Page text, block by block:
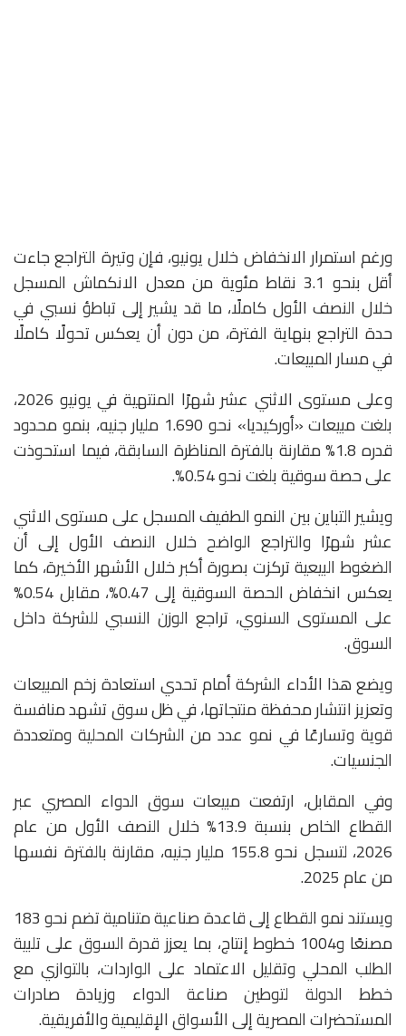
ورغم استمرار الانخفاض خلال يونيو، فإن وتيرة التراجع جاءت
أقل بنحو 3.1 نقاط مئوية من معدل الانكماش المسجل
خلال النصف الأول كاملًا، ما قد يشير إلى تباطؤ نسبي في
حدة التراجع بنهاية الفترة، من دون أن يعكس تحولًا كاملًا
في مسار المبيعات.
وعلى مستوى الاثني عشر شهرًا المنتهية في يونيو 2026،
بلغت مبيعات «أوركيديا» نحو 1.690 مليار جنيه، بنمو محدود
قدره 1.8% مقارنة بالفترة المناظرة السابقة، فيما استحوذت
على حصة سوقية بلغت نحو 0.54%.
ويشير التباين بين النمو الطفيف المسجل على مستوى الاثني
عشر شهرًا والتراجع الواضح خلال النصف الأول إلى أن
الضغوط البيعية تركزت بصورة أكبر خلال الأشهر الأخيرة، كما
يعكس انخفاض الحصة السوقية إلى 0.47%، مقابل 0.54%
على المستوى السنوي، تراجع الوزن النسبي للشركة داخل
السوق.
ويضع هذا الأداء الشركة أمام تحدي استعادة زخم المبيعات
وتعزيز انتشار محفظة منتجاتها، في ظل سوق تشهد منافسة
قوية وتسارعًا في نمو عدد من الشركات المحلية ومتعددة
الجنسيات.
وفي المقابل، ارتفعت مبيعات سوق الدواء المصري عبر
القطاع الخاص بنسبة 13.9% خلال النصف الأول من عام
2026، لتسجل نحو 155.8 مليار جنيه، مقارنة بالفترة نفسها
من عام 2025.
ويستند نمو القطاع إلى قاعدة صناعية متنامية تضم نحو 183
مصنعًا و1004 خطوط إنتاج، بما يعزز قدرة السوق على تلبية
الطلب المحلي وتقليل الاعتماد على الواردات، بالتوازي مع
خطط الدولة لتوطين صناعة الدواء وزيادة صادرات
المستحضرات المصرية إلى الأسواق الإقليمية والأفريقية.